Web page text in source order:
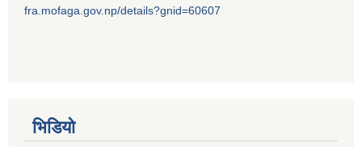
fra.mofaga.gov.np/details?gnid=60607
भिडियो